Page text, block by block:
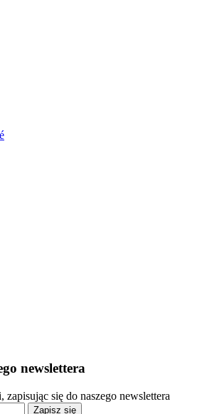
newslettera
się do naszego newslettera
Zapisz się